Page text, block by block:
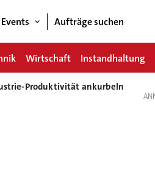
Events Aufträge suchen
Wirtschaft Instandhaltung
Produktivität ankurbeln